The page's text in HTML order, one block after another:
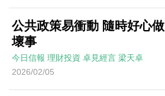
公共政策易衝動 隨時好心做
壞事
今日信報 理財投資 卓見經言 梁天卓
2026/02/05